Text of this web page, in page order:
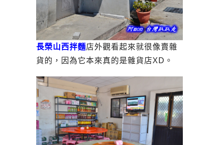
長榮山西拌麵店外觀看起來就很像賣雜
貨的，因為它本來真的是雜貨店XD。